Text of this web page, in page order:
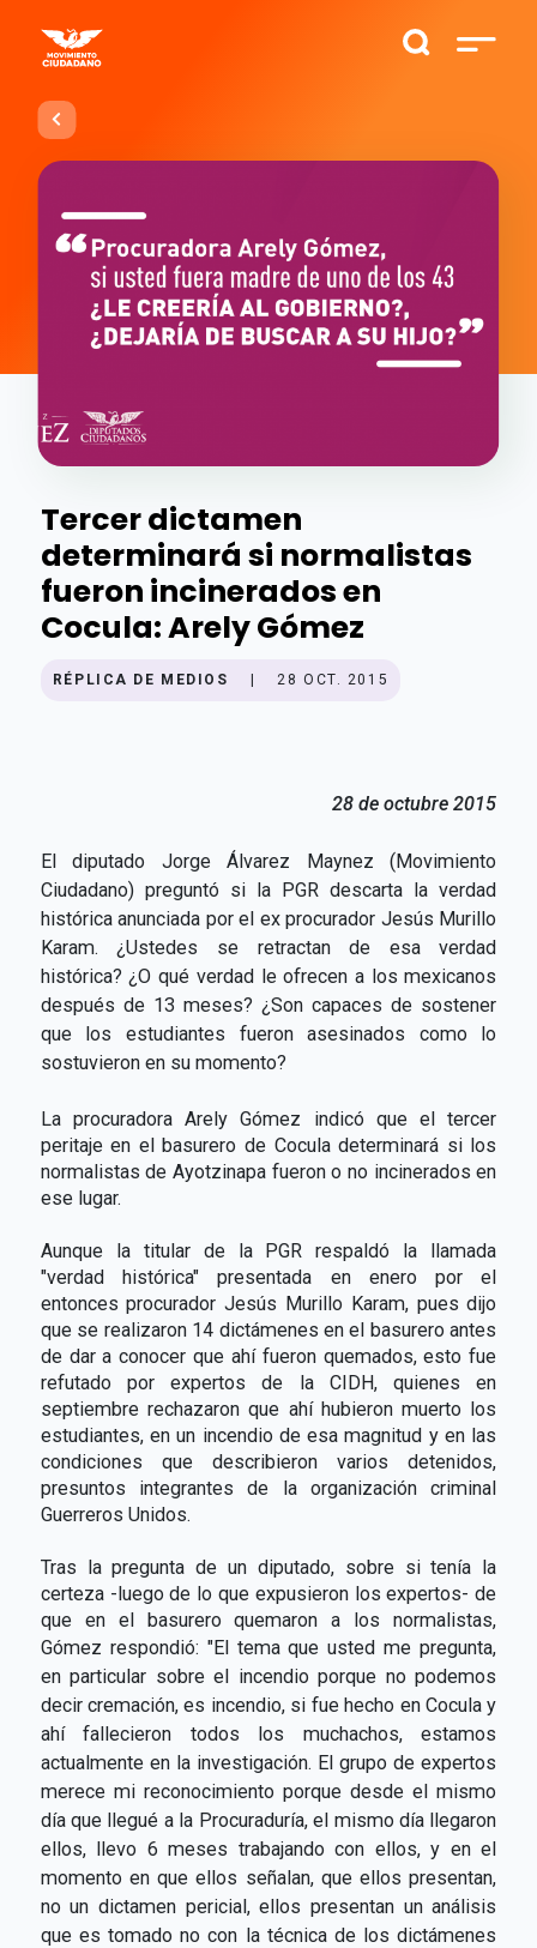
Tercer dictamen
determinará si normalistas
fueron incinerados en
Cocula: Arely Gómez
RÉPLICA DE MEDIOS 28 OCT. 2015
28 de octubre 2015
El diputado Jorge Álvarez Maynez (Movimiento
Ciudadano) preguntó si la PGR descarta la verdad
histórica anunciada por el ex procurador Jesús Murillo
Karam. ¿Ustedes se retractan de esa verdad
histórica? ¿O qué verdad le ofrecen a los mexicanos
después de 13 meses? ¿Son capaces de sostener
que los estudiantes fueron asesinados como lo
sostuvieron en su momento?
La procuradora Arely Gómez indicó que el tercer
peritaje en el basurero de Cocula determinará si los
normalistas de Ayotzinapa fueron o no incinerados en
ese lugar.
Aunque la titular de la PGR respaldó la llamada
"verdad histórica" presentada en enero por el
entonces procurador Jesús Murillo Karam, pues dijo
que se realizaron 14 dictámenes en el basurero antes
de dar a conocer que ahí fueron quemados, esto fue
refutado por expertos de la CIDH, quienes en
septiembre rechazaron que ahí hubieron muerto los
estudiantes, en un incendio de esa magnitud y en las
condiciones que describieron varios detenidos,
presuntos integrantes de la organización criminal
Guerreros Unidos.
Tras la pregunta de un diputado, sobre si tenía la
certeza -luego de lo que expusieron los expertos- de
que en el basurero quemaron a los normalistas,
Gómez respondió: "El tema que usted me pregunta,
en particular sobre el incendio porque no podemos
decir cremación, es incendio, si fue hecho en Cocula y
ahí fallecieron todos los muchachos, estamos
actualmente en la investigación. El grupo de expertos
merece mi reconocimiento porque desde el mismo
día que llegué a la Procuraduría, el mismo día llegaron
ellos, llevo 6 meses trabajando con ellos, y en el
momento en que ellos señalan, que ellos presentan,
no un dictamen pericial, ellos presentan un análisis
que es tomado no con la técnica de los dictámenes